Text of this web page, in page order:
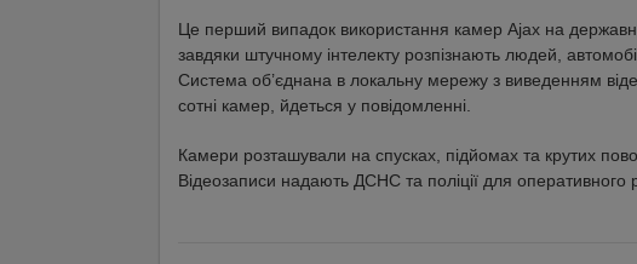
Це перший випадок використання камер Ajax на
завдяки штучному інтелекту розпізнають людей,
Система об’єднана в локальну мережу з виведенням
сотні камер, йдеться у повідомленні.
Камери розташували на спусках, підйомах та крутих
Відеозаписи надають ДСНС та поліції для оперативного